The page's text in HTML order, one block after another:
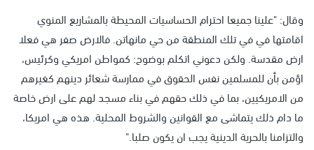
وقال: "علينا جميعا احترام الحساسيات المحيطة بالمشاريع المنوي
اقامتها في في تلك المنطقة من حي مانهاتن. فالارض صفر هي فعلا
ارض مقدسة. ولكن دعوني اتكلم بوضوح: كمواطن امريكي وكرئيس،
اؤمن بأن للمسلمين نفس الحقوق في ممارسة شعائر دينهم كغيرهم
من الامريكيين، بما في ذلك حقهم في بناء مسجد لهم على ارض خاصة
ما دام ذلك يتماشى مع القوانين والشروط المحلية. هذه هي امريكا،
والتزامنا بالحرية الدينية يجب ان يكون صلبا."